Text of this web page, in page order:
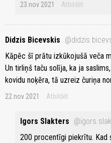
23.nov 2021 Atbildēt
Didzis Bicevskis
Kāpēc šī prātu izkūkojušā veča
Un tirliņš taču solīja, ka ja
kovidu noķēra, tā uzreiz čuriņa
22.nov 2021 Atbildēt
Igors Slakters
200 procentīgi piekrītu. Kad